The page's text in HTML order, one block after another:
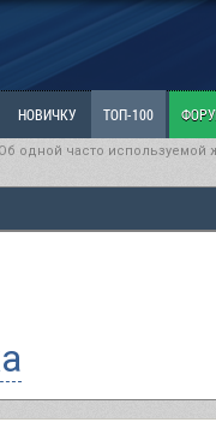
НОВИЧКУ ТОП-100
Наболевшее. Выскажись!
Об одной часто используемой